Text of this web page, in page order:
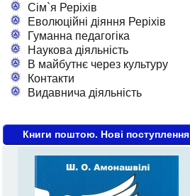
Сім`я Реріхів
Еволюційні діяння Реріхів
Гуманна педагогіка
Наукова діяльність
В майбутнє через культуру
Контакти
Видавнича діяльність
Книги поштою. Нові поступлення